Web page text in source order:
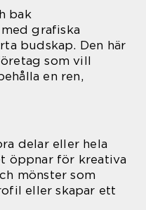
bak
grafiska
budskap. Den här
som vill
en ren,
delar eller hela
öppnar för kreativa
mönster som
eller skapar ett